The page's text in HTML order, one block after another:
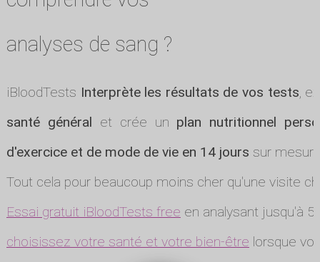
analyses de sang ?
iBloodTests Interprète les résultats de vos tests,
santé général et crée un plan nutritionnel
d'exercice et de mode de vie en 14 jours sur
Tout cela pour beaucoup moins cher qu'une visite
Essai gratuit iBloodTests free en analysant jusqu'à
choisissez votre santé et votre bien-être lorsque